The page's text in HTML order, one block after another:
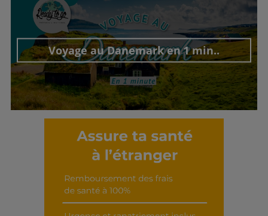
Découvrir cet interview
Voyage au Danemark en 1 min..
Découvrir cet interview